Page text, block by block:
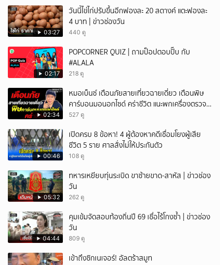
03:27
วันนี้ไข่ไก่ปรับขึ้นอีกฟองละ 20 สตางค์ แตะฟองละ
4 บาท | ข่าวช่องวัน
440 ดู
02:17
POPCORNER QUIZ | ถามป็อปตอบปั๊บ กับ
#ALALA
218 ดู
02:34
หมอเบ็นซ์ เตือนภัยสายเที่ยวฉายเดี่ยว เตือนพิษ
คาร์บอนมอนอกไซด์ คร่าชีวิต แนะพกเครื่องตรวจ
วัดติดตัว
527 ดู
00:46
เปิดครบ 8 ข้อหา! 4 ผู้ต้องหาคดีเชื่อมโยงผู้เสีย
ชีวิต 5 ราย ศาลสั่งไม่ให้ประกันตัว
108 ดู
05:32
ทหารเหยียบทุ่นระเบิด ขาซ้ายขาด-สาหัส | ข่าวช่อง
วัน
262 ดู
04:44
คุมเข้มจัดสอบท้องถิ่นปี 69 เชื่อไร้โกงซ้ำ | ข่าวช่อง
วัน
809 ดู
เข้าถึงซิกเนเจอร์! อัลตร้าสมูท